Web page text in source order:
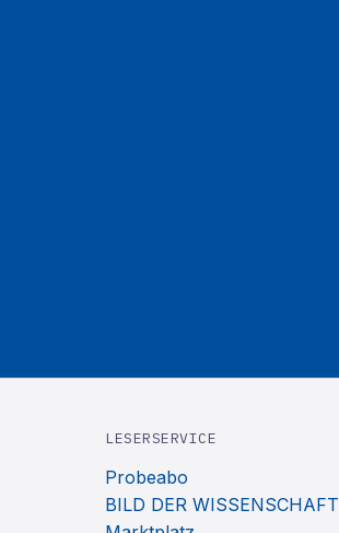
LESERSERVICE
Probeabo
BILD DER WISSENSCHAFT